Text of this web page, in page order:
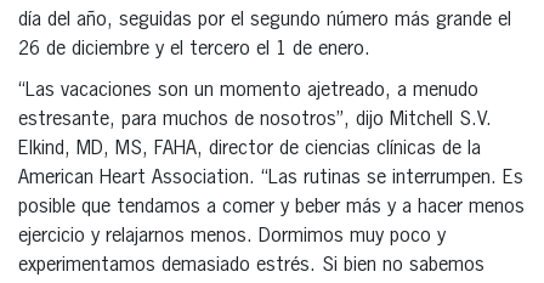
día del año, seguidas por el segundo número más grande el
26 de diciembre y el tercero el 1 de enero.
“Las vacaciones son un momento ajetreado, a menudo
estresante, para muchos de nosotros”, dijo Mitchell S.V.
Elkind, MD, MS, FAHA, director de ciencias clínicas de la
American Heart Association. “Las rutinas se interrumpen. Es
posible que tendamos a comer y beber más y a hacer menos
ejercicio y relajarnos menos. Dormimos muy poco y
experimentamos demasiado estrés. Si bien no sabemos